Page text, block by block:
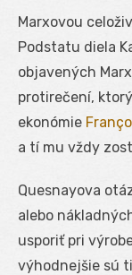
Marxovou
Podstatu diela
objavených
protirečení,
ekonómie
a tí mu vždy
Quesnayova
alebo
usporiť pri
výhodnejšie sú